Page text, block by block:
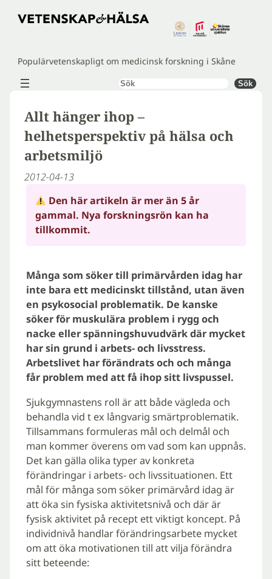
Hoppa
Populärvetenskapligt om medicinsk forskning i Skåne
Sök Sök
Allt hänger ihop –
helhetsperspektiv på hälsa och
arbetsmiljö
2012-04-13
Den här artikeln är mer än 5 år
gammal. Nya forskningsrön kan ha
tillkommit.
Många som söker till primärvården idag har
inte bara ett medicinskt tillstånd, utan även
en psykosocial problematik. De kanske
söker för muskulära problem i rygg och
nacke eller spänningshuvudvärk där mycket
har sin grund i arbets- och livsstress.
Arbetslivet har förändrats och och många
får problem med att få ihop sitt livspussel.
Sjukgymnastens roll är att både vägleda och
behandla vid t ex långvarig smärtproblematik.
Tillsammans formuleras mål och delmål och
man kommer överens om vad som kan uppnås.
Det kan gälla olika typer av konkreta
förändringar i arbets- och livssituationen. Ett
mål för många som söker primärvård idag är
att öka sin fysiska aktivitetsnivå och där är
fysisk aktivitet på recept ett viktigt koncept. På
individnivå handlar förändringsarbete mycket
om att öka motivationen till att vilja förändra
sitt beteende: